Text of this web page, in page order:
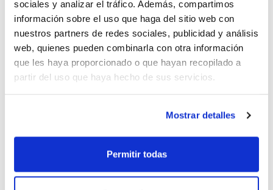
sociales y analizar el tráfico. Además, compartimos
información sobre el uso que haga del sitio web con
nuestros partners de redes sociales, publicidad y análisis
web, quienes pueden combinarla con otra información
que les haya proporcionado o que hayan recopilado a
partir del uso que haya hecho de sus servicios.
Mostrar detalles
Permitir todas
Continuen les inscripcions a Nivell 1
i Nivell 2